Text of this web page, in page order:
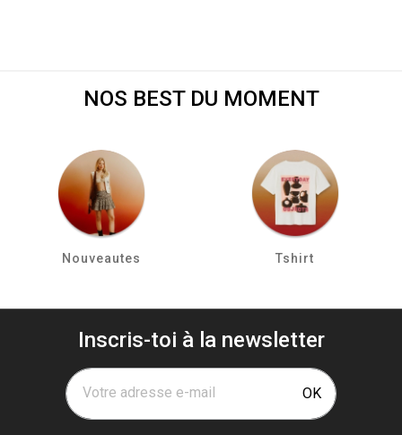
NOS BEST DU MOMENT
Nouveautes Tshirt
Inscris-toi à la newsletter
Votre adresse e-mail OK